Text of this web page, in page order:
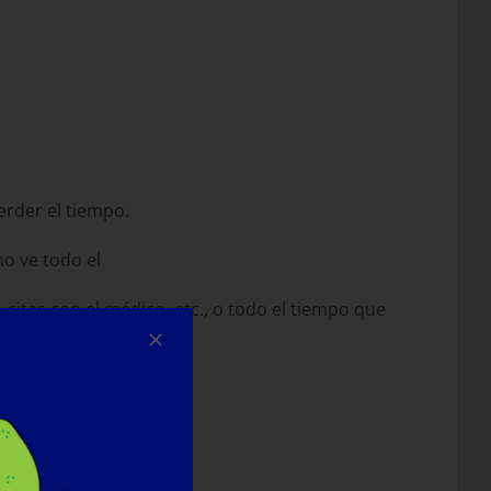
el tiempo.
ve todo el
con el médico, etc., o todo el tiempo que